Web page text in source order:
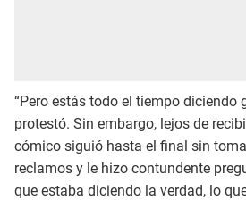
“Pero estás todo el tiempo diciendo
protestó. Sin embargo, lejos de
cómico siguió hasta el final sin
reclamos y le hizo contundente
que estaba diciendo la verdad, lo